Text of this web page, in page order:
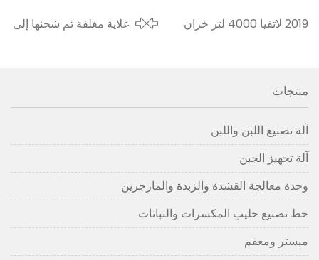
2019 لاتفيا 4000 لتر خزان
غلاية مغلفة تم شحنها إلى
منتجات
آلة تصنيع اللبن واللبن
آلة تجهيز الجبن
وحدة معالجة القشدة والزبدة والمارجرين
خط تصنيع حليب المكسرات والنباتات
مبستر ومعقم